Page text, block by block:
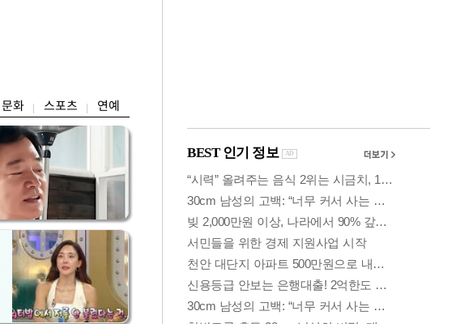
문화 스포츠 연예